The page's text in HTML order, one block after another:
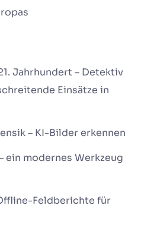
Jahrhundert – Detektiv
Einsätze in
– KI-Bilder erkennen
ein modernes Werkzeug
Feldberichte für